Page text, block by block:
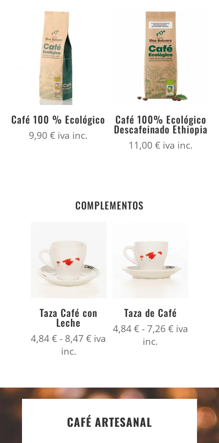
Café 100 % Ecológico
9,90€ iva inc.
Café 100% Ecológico
Descafeinado Ethiopia
11,00€ iva inc.
COMPLEMENTOS
Taza Café con
Leche
4,84€- 8,47€Rango
4,84 €
hasta
8,47 €
iva
inc.
Taza de Café
4,84€- 7,26 €Rango
hasta
7,26 €
iva
inc.
CAFÉ ARTESANAL